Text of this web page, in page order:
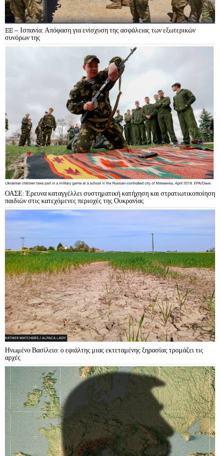
EE – Ισπανία: Απόφαση για ενίσχυση της ασφάλειας των εξωτερικών
συνόρων της
ΟΑΣΕ: Έρευνα καταγγέλλει συστηματική κατήχηση και στρατιωτικοποίηση
παιδιών στις κατεχόμενες περιοχές της Ουκρανίας
Ηνωμένο Βασίλειο: ο εφιάλτης μιας εκτεταμένης ξηρασίας τρομάζει τις
αρχές